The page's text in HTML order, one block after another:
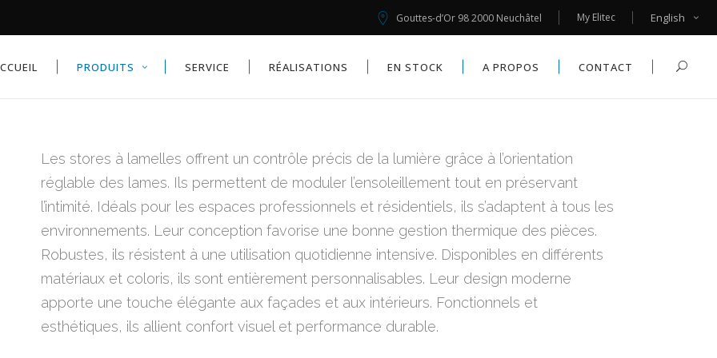
Gouttes-d’Or 98 2000 Neuchâtel My Elitec English
PRODUITS
TOILES
TOILE À DESCENTE
DOUBLES SUR PIED
LATÉRAUX
CORBEILLES
STORES INTÉRIEURS ET RIDEAUX
MOUSTIQUAIRES
AUTOMATISMES
SERVICE RÉALISATIONS EN STOCK A PROPOS CONTACT
TOILES
LATÉRAUX
CORBEILLES
AUTOMATISMES
Les stores à lamelles offrent un contrôle précis de la lumière grâce à l’orientation
réglable des lames. Ils permettent de moduler l’ensoleillement tout en préservant
l’intimité. Idéals pour les espaces professionnels et résidentiels, ils s’adaptent à tous les
environnements. Leur conception favorise une bonne gestion thermique des pièces.
Robustes, ils résistent à une utilisation quotidienne intensive. Disponibles en différents
matériaux et coloris, ils sont entièrement personnalisables. Leur design moderne
apporte une touche élégante aux façades et aux intérieurs. Fonctionnels et
esthétiques, ils allient confort visuel et performance durable.